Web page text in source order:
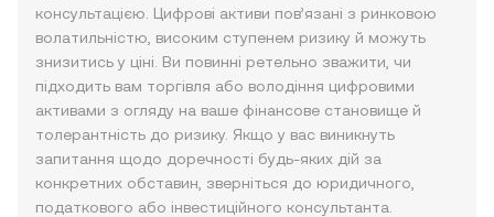
консультацією. Цифрові активи пов’язані з ринковою
волатильністю, високим ступенем ризику й можуть
знизитись у ціні. Ви повинні ретельно зважити, чи
підходить вам торгівля або володіння цифровими
активами з огляду на ваше фінансове становище й
толерантність до ризику. Якщо у вас виникнуть
запитання щодо доречності будь-яких дій за
конкретних обставин, зверніться до юридичного,
податкового або інвестиційного консультанта.